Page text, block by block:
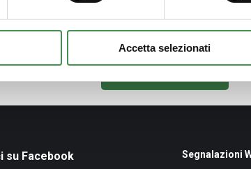
Accetta selezionati
contatta il numero
Regolamento
su Facebook
Segnalazioni